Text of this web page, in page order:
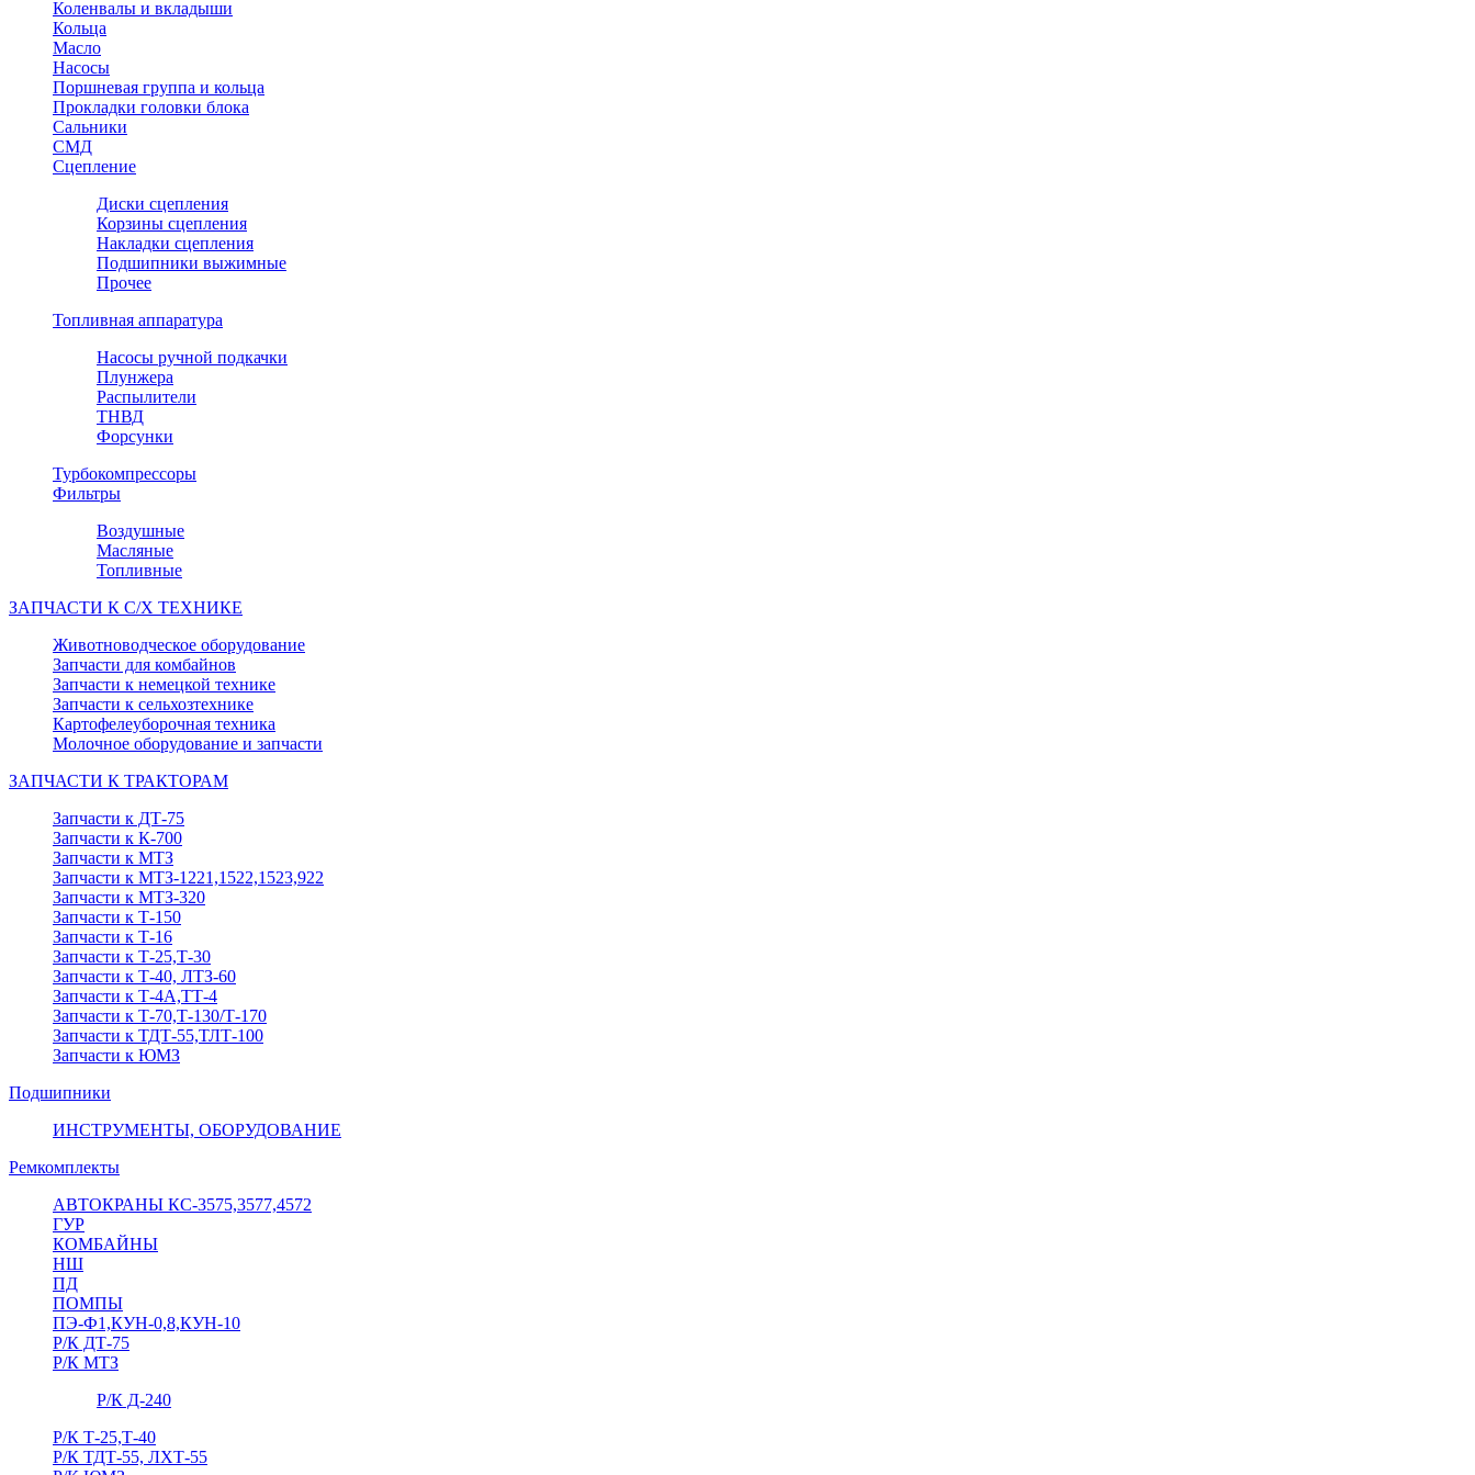
Коленвалы и вкладыши
Кольца
Масло
Насосы
Поршневая группа и кольца
Прокладки головки блока
Сальники
СМД
Сцепление
Диски сцепления
Корзины сцепления
Накладки сцепления
Подшипники выжимные
Прочее
Топливная аппаратура
Насосы ручной подкачки
Плунжера
Распылители
ТНВД
Форсунки
Турбокомпрессоры
Фильтры
Воздушные
Масляные
Топливные
ЗАПЧАСТИ К С/Х ТЕХНИКЕ
Животноводческое оборудование
Запчасти для комбайнов
Запчасти к немецкой технике
Запчасти к сельхозтехнике
Картофелеуборочная техника
Молочное оборудование и запчасти
ЗАПЧАСТИ К ТРАКТОРАМ
Запчасти к ДТ-75
Запчасти к К-700
Запчасти к МТЗ
Запчасти к МТЗ-1221,1522,1523,922
Запчасти к МТЗ-320
Запчасти к Т-150
Запчасти к Т-16
Запчасти к Т-25,Т-30
Запчасти к Т-40, ЛТЗ-60
Запчасти к Т-4А,ТТ-4
Запчасти к Т-70,Т-130/Т-170
Запчасти к ТДТ-55,ТЛТ-100
Запчасти к ЮМЗ
Подшипники
ИНСТРУМЕНТЫ, ОБОРУДОВАНИЕ
Ремкомплекты
АВТОКРАНЫ КС-3575,3577,4572
ГУР
КОМБАЙНЫ
НШ
ПД
ПОМПЫ
ПЭ-Ф1,КУН-0,8,КУН-10
Р/К ДТ-75
Р/К МТЗ
Р/К Д-240
Р/К Т-25,Т-40
Р/К ТДТ-55, ЛХТ-55